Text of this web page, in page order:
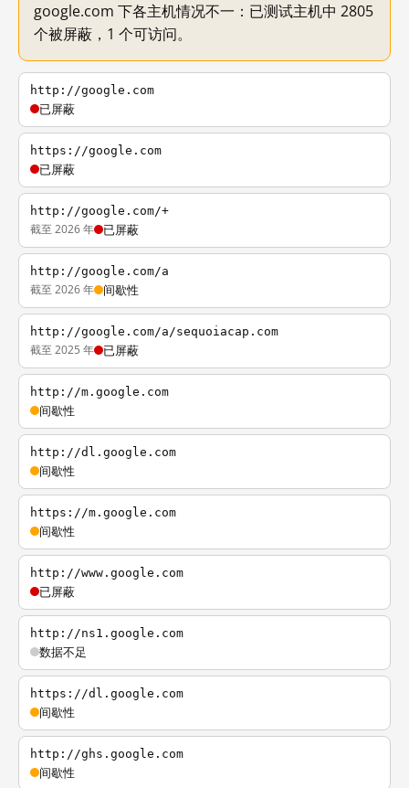
google.com 下各主机情况不一：已测试主机中 2805
个被屏蔽，1 个可访问。
http://google.com
已屏蔽
https://google.com
已屏蔽
http://google.com/+
截至 2026 年 已屏蔽
http://google.com/a
截至 2026 年 间歇性
http://google.com/a/sequoiacap.com
截至 2025 年 已屏蔽
http://m.google.com
间歇性
http://dl.google.com
间歇性
https://m.google.com
间歇性
http://www.google.com
已屏蔽
http://ns1.google.com
数据不足
https://dl.google.com
间歇性
http://ghs.google.com
间歇性